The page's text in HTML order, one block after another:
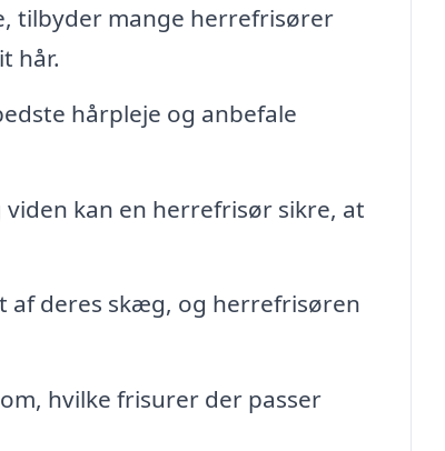
tilbyder mange herrefrisører
hår.
hårpleje og anbefale
kan en herrefrisør sikre, at
af deres skæg, og herrefrisøren
hvilke frisurer der passer